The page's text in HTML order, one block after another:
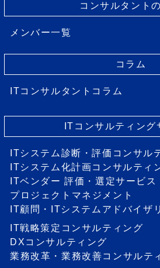
コンサルタント
メンバー一覧
コラム
ITコンサルタントコラム
ITコンサルティング
ITシステム診断・評価コンサル
ITシステム化計画コンサルティ
ITベンダー 評価・選定サービス
プロジェクトマネジメント
IT顧問・ITシステムアドバイザ
IT戦略策定コンサルティング
DXコンサルティング
業務改革・業務改善コンサルテ